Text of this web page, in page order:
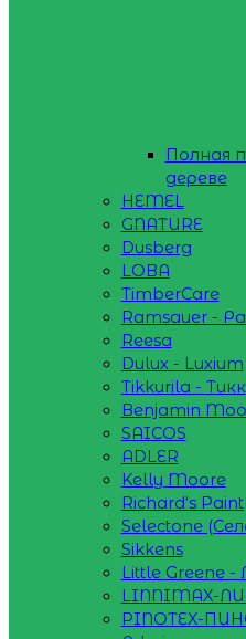
Полная
дереве
HEMEL
GNATURE
Dusberg
LOBA
TimberCare
Ramsauer -
Reesa
Dulux - Luxium
Tikkurila -
Benjamin
SAICOS
ADLER
Kelly Moore
Richard's Paint
Selectone
Sikkens
Little Greene
LINNIMAX-
PINOTEX-